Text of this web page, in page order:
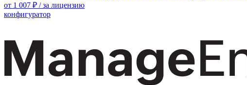
от 1 007 ₽ / за лицензию
конфигуратор